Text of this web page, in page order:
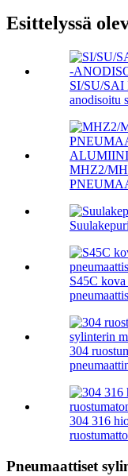
Esittelyssä
SI/SU/SAI
anodisoitu
MHZ2/
S45C
304
304 316
Pneumaattiset